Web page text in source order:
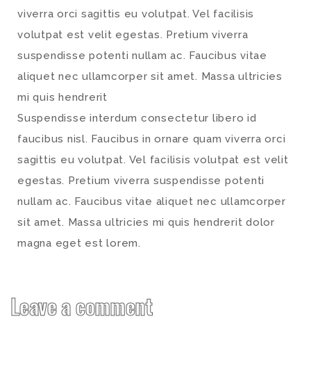
viverra orci sagittis eu volutpat. Vel facilisis
volutpat est velit egestas. Pretium viverra
suspendisse potenti nullam ac. Faucibus vitae
aliquet nec ullamcorper sit amet. Massa ultricies
mi quis hendrerit
Suspendisse interdum consectetur libero id
faucibus nisl. Faucibus in ornare quam viverra orci
sagittis eu volutpat. Vel facilisis volutpat est velit
egestas. Pretium viverra suspendisse potenti
nullam ac. Faucibus vitae aliquet nec ullamcorper
sit amet. Massa ultricies mi quis hendrerit dolor
magna eget est lorem.
Leave a comment